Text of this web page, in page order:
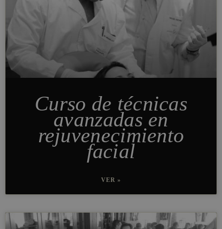
Curso de técnicas
avanzadas en
rejuvenecimiento
facial
VER »